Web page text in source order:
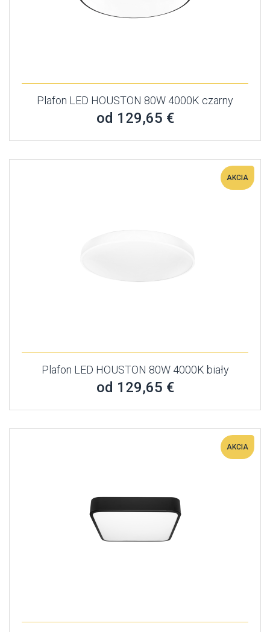
Plafon LED HOUSTON 80W 4000K czarny
od 129,65 €
AKCIA
Plafon LED HOUSTON 80W 4000K biały
od 129,65 €
AKCIA